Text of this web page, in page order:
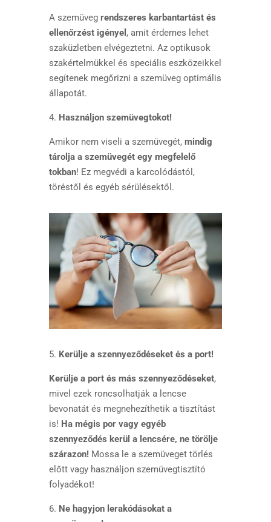
A szemüveg rendszeres karbantartást és
ellenőrzést igényel , amit érdemes lehet
szaküzletben elvégeztetni. Az optikusok
szakértelmükkel és speciális eszközeikkel
segítenek megőrizni a szemüveg optimális
állapotát.
4. Használjon szemüvegtokot!
Amikor nem viseli a szemüvegét, mindig
tárolja a szemüvegét egy megfelelő
tokban! Ez megvédi a karcolódástól,
töréstől és egyéb sérülésektől.
5. Kerülje a szennyeződéseket és a port!
Kerülje a port és más szennyeződéseket,
mivel ezek roncsolhatják a lencse
bevonatát és megnehezíthetik a tisztítást
is! Ha mégis por vagy egyéb
szennyeződés kerül a lencsére, ne törölje
szárazon! Mossa le a szemüveget törlés
előtt vagy használjon szemüvegtisztító
folyadékot!
6. Ne hagyjon lerakódásokat a